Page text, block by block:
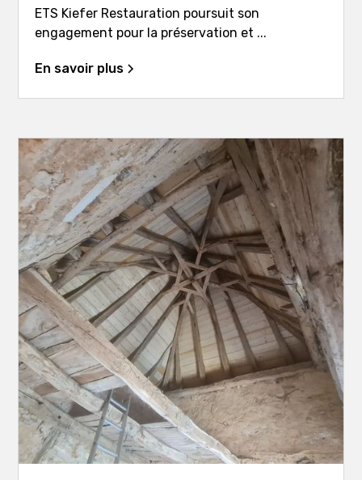
ETS Kiefer Restauration poursuit son
engagement pour la préservation et ...
En savoir plus